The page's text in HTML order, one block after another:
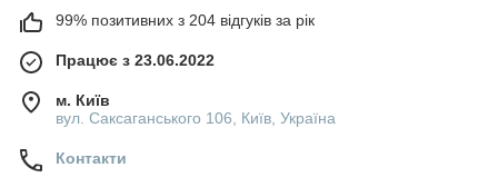
99% позитивних з 204 відгуків за рік
Працює з 23.06.2022
м. Київ
вул. Саксаганського 106, Київ, Україна
Контакти